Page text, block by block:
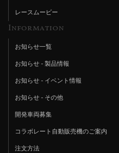
レースムービー
Information
お知らせ一覧
お知らせ - 製品情報
お知らせ - イベント情報
お知らせ - その他
開発車両募集
コラボレート自動販売機のご案内
注文方法